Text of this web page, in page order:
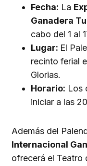
Fecha: La
Ganadera
cabo del 1 al
Lugar: El
recinto ferial
Glorias.
Horario: Los
iniciar a las
Además del
Internacional
ofrecerá el Teatro